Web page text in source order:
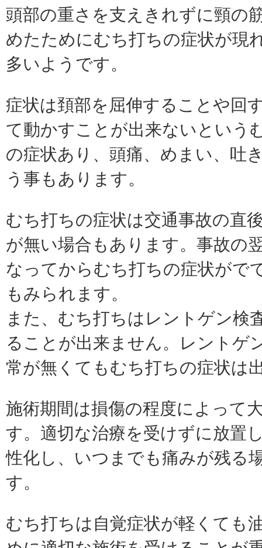
頭部の重さを支えきれずに頸の
めたためにむち打ちの症状が現
多いようです。
症状は頚部を屈伸することや回
て動かすことが出来ないという
の症状あり、頭痛、めまい、吐
う事もあります。
むち打ちの症状は交通事故の直
が無い場合もあります。事故の
なってからむち打ちの症状がで
もみられます。
また、むち打ちはレントゲン検
ることが出来ません。レントゲ
常が無くてもむち打ちの症状は
施術期間は損傷の程度によって
す。適切な治療を受けずに放置
性化し、いつまでも痛みが残る
す。
むち打ちは自覚症状が軽くても